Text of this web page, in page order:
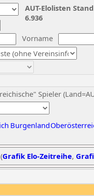
Vorname
Spieler
Burgenland
AUT-Elolisten
6.936
Grafik Elo-Zeitreihe,